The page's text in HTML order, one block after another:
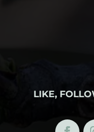
LIKE,